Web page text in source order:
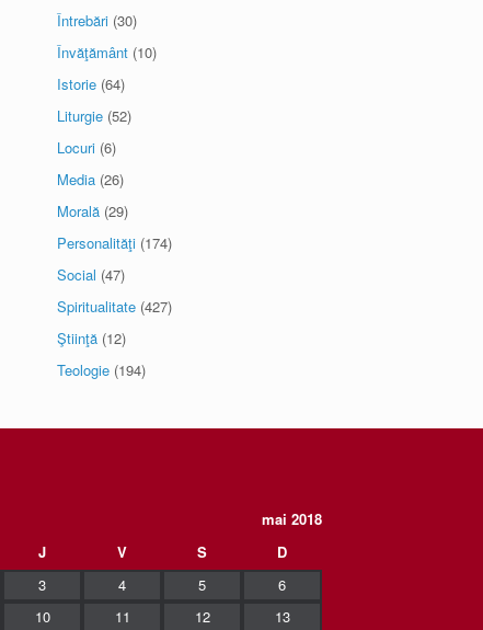
Întrebări (30)
Învăţământ (10)
Istorie (64)
Liturgie (52)
Locuri (6)
Media (26)
Morală (29)
Personalităţi (174)
Social (47)
Spiritualitate (427)
Ştiinţă (12)
Teologie (194)
mai 2018
J V S
D
3 4 5
6
10 11 12 13